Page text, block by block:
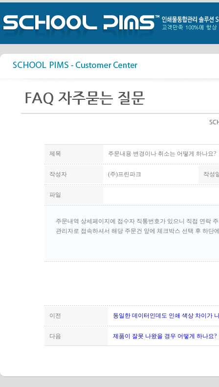
제목 주문내용 변경이나 취소는 어떻게 하나요?
작성자 (주)프린파크 작성
파일
주문내역 상세페이지에 접수자 직통번호가 있으니 직접 연락
관리자로 접속하셔서 해당 주문건 앞에 체크박스 선택 후 하단
이전 동일한 데이터인데도 인쇄 색상 차이가
다음 제품이 잘못 나왔을 경우 어떻게 하나요?